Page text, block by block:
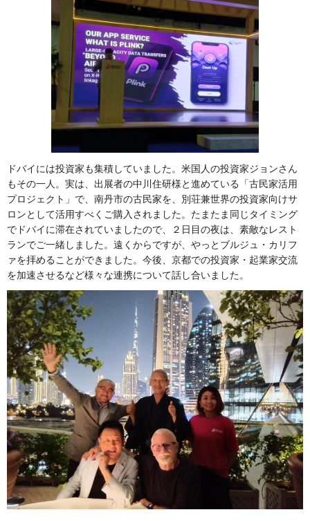
ドバイには投資家も集積していました。米国人の投資家ジョンさん
もその一人。実は、出展者の中川住研様と進めている「古民家活用
プロジェクト」で、南丹市の古民家を、別荘兼世界の投資家向けサ
ロンとして活用すべくご購入されました。たまたま同じタイミング
でドバイに滞在されていましたので、２日目の夜は、素敵なレスト
ランでご一緒しました。遠くからですが、やっとブルジュ・カリフ
ァを拝めることができました。今後、京都での投資家・起業家交流
を加速させるなど様々な連携について話し合いました。